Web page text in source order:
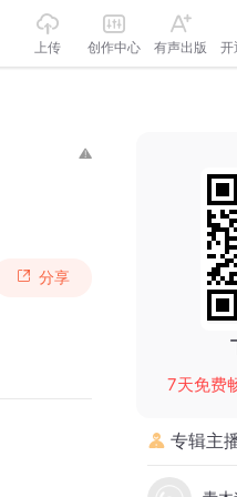
上传 创作中心 有声出版 开
分享
7天免费
专辑主